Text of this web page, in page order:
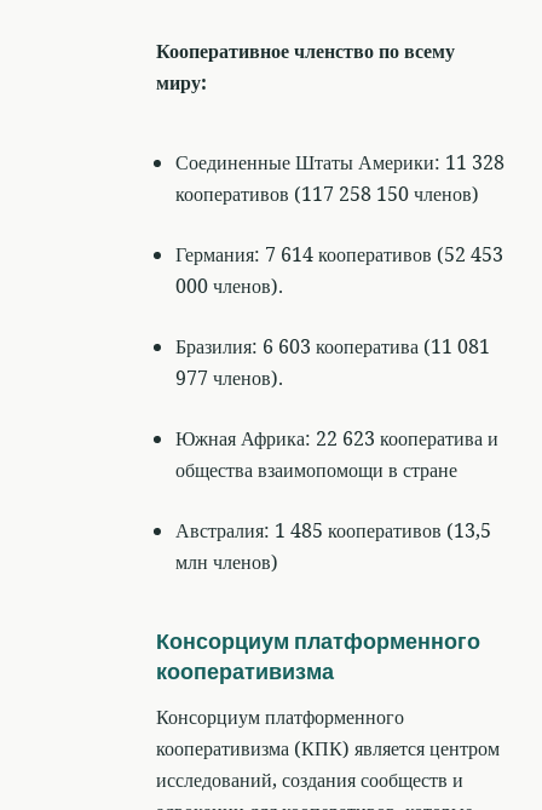
Кооперативное членство по всему
миру:
Соединенные Штаты Америки: 11 328
кооперативов (117 258 150 членов)
Германия: 7 614 кооперативов (52 453
000 членов).
Бразилия: 6 603 кооператива (11 081
977 членов).
Южная Африка: 22 623 кооператива и
общества взаимопомощи в стране
Австралия: 1 485 кооперативов (13,5
млн членов)
Консорциум платформенного
кооперативизма
Консорциум платформенного
кооперативизма (КПК) является центром
исследований, создания сообществ и